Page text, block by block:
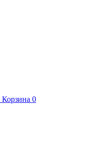
Корзина 0